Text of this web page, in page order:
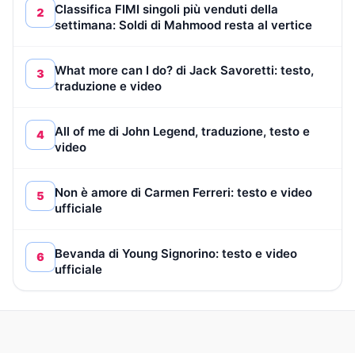
2
Classifica FIMI singoli più venduti della
settimana: Soldi di Mahmood resta al vertice
3
What more can I do? di Jack Savoretti: testo,
traduzione e video
4
All of me di John Legend, traduzione, testo e
video
5
Non è amore di Carmen Ferreri: testo e video
ufficiale
6
Bevanda di Young Signorino: testo e video
ufficiale